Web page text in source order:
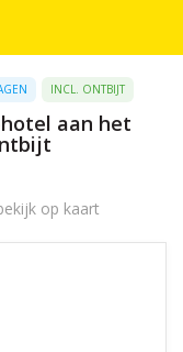
INCL. ONTBIJT
aan het
op kaart